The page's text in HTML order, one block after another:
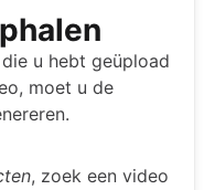
u hebt geüpload
moet u de
, zoek een video